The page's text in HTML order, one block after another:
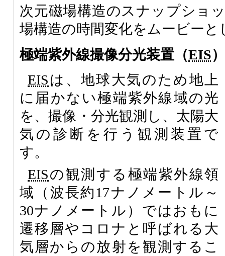
次元磁場構造のスナップショ
場構造の時間変化をムービー
極端紫外線撮像分光装置（EIS）
EISは、地球大気のため地上
に届かない極端紫外線域の光
を、撮像・分光観測し、太陽大
気の診断を行う観測装置で
す。
EISの観測する極端紫外線領
域（波長約17ナノメートル～
30ナノメートル）ではおもに
遷移層やコロナと呼ばれる大
気層からの放射を観測するこ